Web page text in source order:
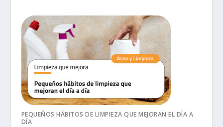
PEQUEÑOS HÁBITOS DE LIMPIEZA QUE MEJORAN EL DÍA A
DÍA